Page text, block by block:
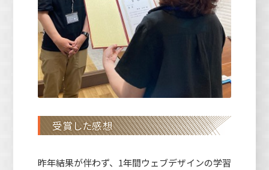
受賞した感想
昨年結果が伴わず、1年間ウェブデザインの学習